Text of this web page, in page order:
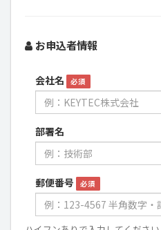
お申込者情報
会社名 必須
部署名
郵便番号 必須